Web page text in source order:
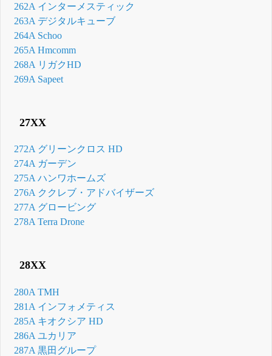
262A インターメスティック
263A デジタルキューブ
264A Schoo
265A Hmcomm
268A リガクHD
269A Sapeet
27XX
272A グリーンクロス HD
274A ガーデン
275A ハンワホームズ
276A ククレブ・アドバイザーズ
277A グロービング
278A Terra Drone
28XX
280A TMH
281A インフォメティス
285A キオクシア HD
286A ユカリア
287A 黒田グループ